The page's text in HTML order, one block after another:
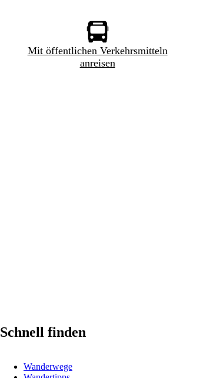
Mit öffentlichen Verkehrsmitteln
anreisen
Schnell finden
Wanderwege